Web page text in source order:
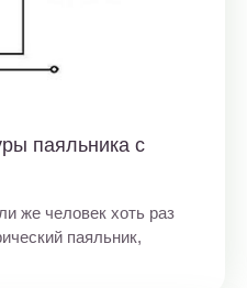
паяльника с
же человек хоть раз
паяльник,